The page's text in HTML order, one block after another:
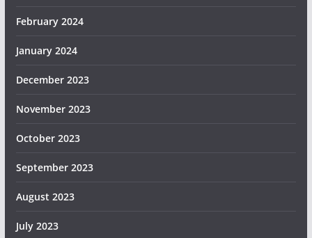
February 2024
January 2024
December 2023
November 2023
October 2023
September 2023
August 2023
July 2023